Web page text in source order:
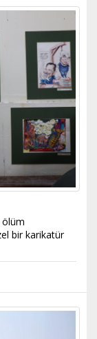
ölüm
bir karikatür